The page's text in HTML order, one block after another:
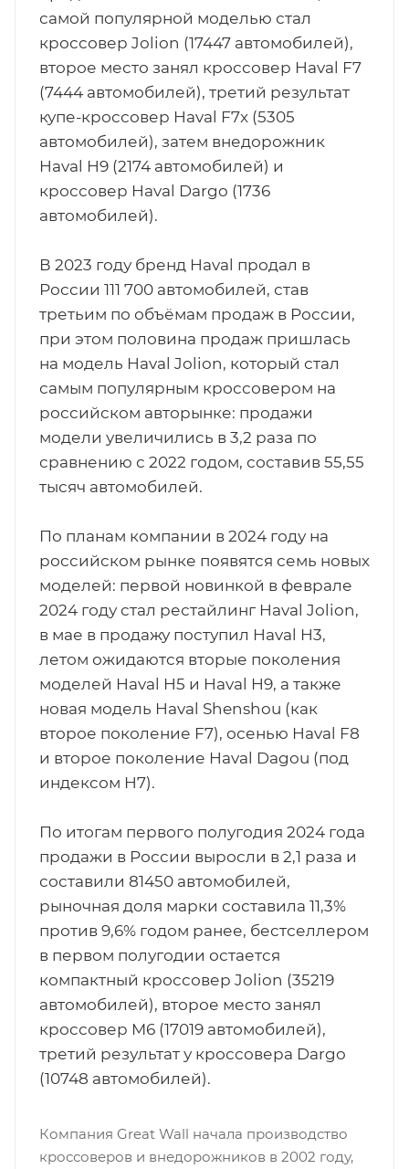
самой популярной моделью стал
кроссовер Jolion (17447 автомобилей),
второе место занял кроссовер Haval F7
(7444 автомобилей), третий результат
купе-кроссовер Haval F7x (5305
автомобилей), затем внедорожник
Haval H9 (2174 автомобилей) и
кроссовер Haval Dargo (1736
автомобилей).
В 2023 году бренд Haval продал в
России 111 700 автомобилей, став
третьим по объёмам продаж в России,
при этом половина продаж пришлась
на модель Haval Jolion, который стал
самым популярным кроссовером на
российском авторынке: продажи
модели увеличились в 3,2 раза по
сравнению с 2022 годом, составив 55,55
тысяч автомобилей.
По планам компании в 2024 году на
российском рынке появятся семь новых
моделей: первой новинкой в феврале
2024 году стал рестайлинг Haval Jolion,
в мае в продажу поступил Haval H3,
летом ожидаются вторые поколения
моделей Haval H5 и Haval H9, а также
новая модель Haval Shenshou (как
второе поколение F7), осенью Haval F8
и второе поколение Haval Dagou (под
индекcом H7).
По итогам первого полугодия 2024 года
продажи в России выросли в 2,1 раза и
составили 81450 автомобилей,
рыночная доля марки составила 11,3%
против 9,6% годом ранее, бестселлером
в первом полугодии остается
компактный кроссовер Jolion (35219
автомобилей), второе место занял
кроссовер M6 (17019 автомобилей),
третий результат у кроссовера Dargo
(10748 автомобилей).
Компания Great Wall начала производство
кроссоверов и внедорожников в 2002 году,